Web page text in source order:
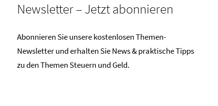
Newsletter – Jetzt abonnieren
Abonnieren Sie unsere kostenlosen Themen-
Newsletter und erhalten Sie News & praktische Tipps
zu den Themen Steuern und Geld.